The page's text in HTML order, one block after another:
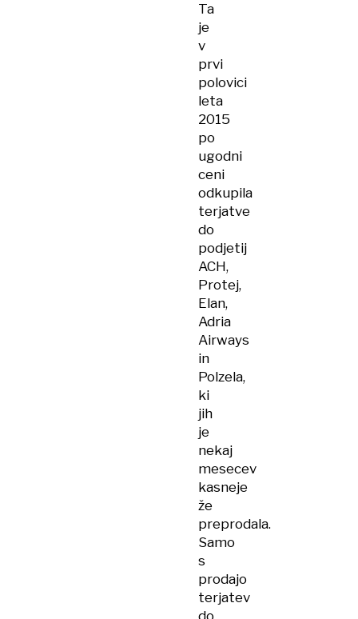
Ta
je
v
prvi
polovici
leta
2015
po
ugodni
ceni
odkupila
terjatve
do
podjetij
ACH,
Protej,
Elan,
Adria
Airways
in
Polzela,
ki
jih
je
nekaj
mesecev
kasneje
že
preprodala.
Samo
s
prodajo
terjatev